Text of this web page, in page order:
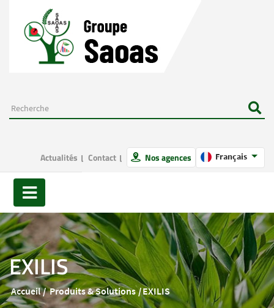
Actualités Contact Nos agences Français
EXILIS
Accueil Produits & Solutions EXILIS